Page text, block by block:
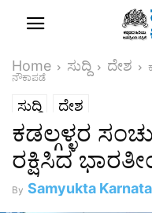
Home ಸುದ್ದಿ ದೇಶ
ನೌಕಾಪಡೆ
ಸುದ್ದಿ ದೇಶ
ಕಡಲ್ಗಳ್ಳರ
ರಕ್ಷಿಸಿದ
By Samyukta